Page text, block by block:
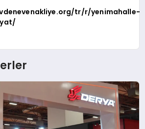
tr/r/yenimahalle-